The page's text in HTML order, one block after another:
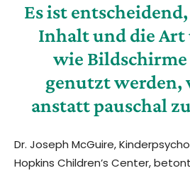
Es ist
Inhalt und die Art
wie
genutzt werden,
anstatt pauschal
Dr. Joseph McGuire,
Hopkins Children’s Center,